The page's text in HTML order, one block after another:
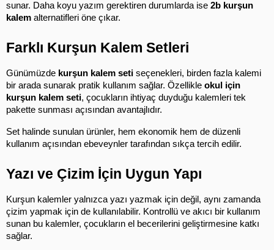
sunar. Daha koyu yazım gerektiren durumlarda ise 2b kurşun
kalem alternatifleri öne çıkar.
Farklı Kurşun Kalem Setleri
Günümüzde kurşun kalem seti seçenekleri, birden fazla kalemi
bir arada sunarak pratik kullanım sağlar. Özellikle okul için
kurşun kalem seti, çocukların ihtiyaç duyduğu kalemleri tek
pakette sunması açısından avantajlıdır.
Set halinde sunulan ürünler, hem ekonomik hem de düzenli
kullanım açısından ebeveynler tarafından sıkça tercih edilir.
Yazı ve Çizim İçin Uygun Yapı
Kurşun kalemler yalnızca yazı yazmak için değil, aynı zamanda
çizim yapmak için de kullanılabilir. Kontrollü ve akıcı bir kullanım
sunan bu kalemler, çocukların el becerilerini geliştirmesine katkı
sağlar.